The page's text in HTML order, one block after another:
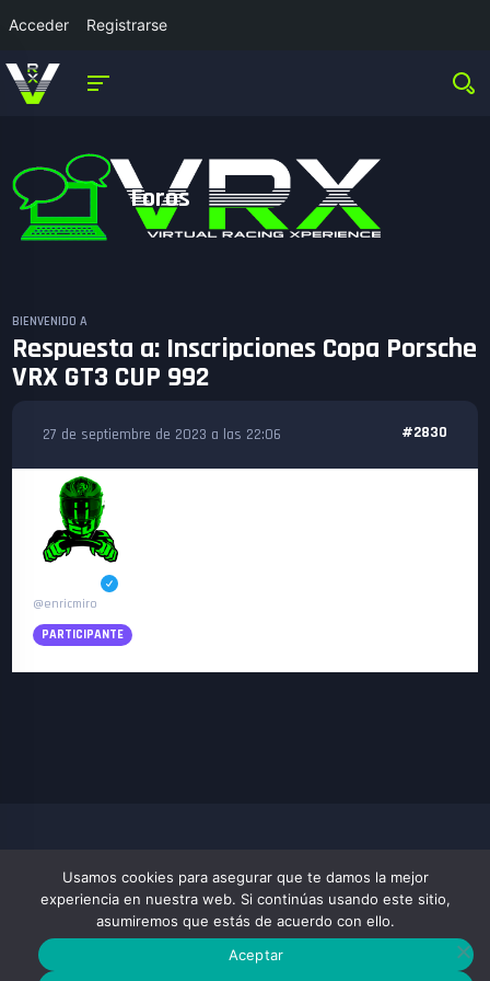
Acceder Registrarse
Foros
BIENVENIDO A
Respuesta a: Inscripciones Copa Porsche
VRX GT3 CUP 992
27 de septiembre de 2023 a las 22:06 #2830
@enricmiro
PARTICIPANTE
VIRTUAL RACING XPERIENCE
COMUNIDAD SIMRACIG RFACTOR2 CARRERAS Y CAMPEONATOS VIRTUALES
Usamos cookies para asegurar que te damos la mejor
experiencia en nuestra web. Si continúas usando este sitio,
asumiremos que estás de acuerdo con ello.
Aceptar